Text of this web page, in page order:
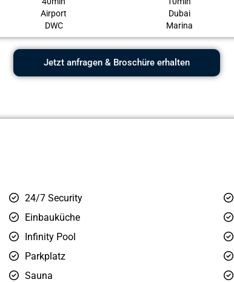
Airport
DWC
Dubai
Marina
Jetzt anfragen & Broschüre erhalten
24/7 Security
Einbauküche
Infinity Pool
Parkplatz
Sauna